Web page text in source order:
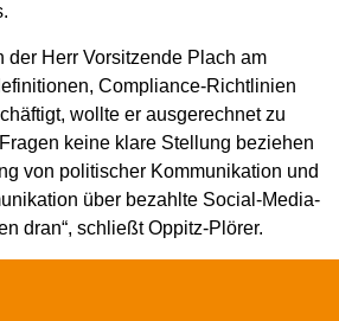
der Herr Vorsitzende Plach am
Compliance-Richtlinien
wollte er ausgerechnet zu
keine klare Stellung beziehen
von politischer Kommunikation und
über bezahlte Social-Media-
dran“, schließt Oppitz-Plörer.